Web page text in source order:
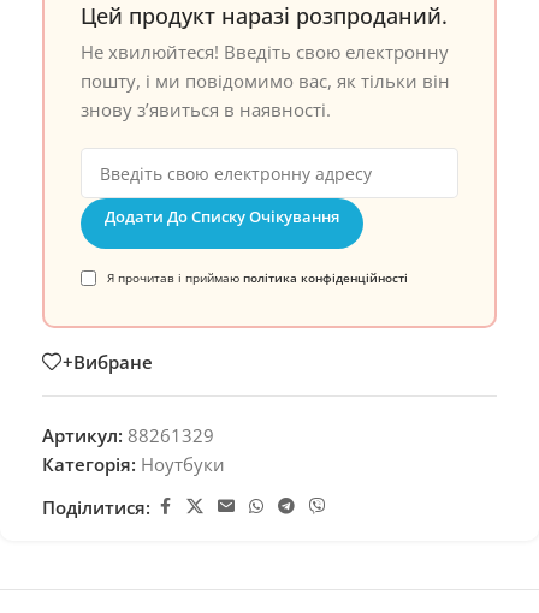
Цей продукт наразі розпроданий.
Не хвилюйтеся! Введіть свою електронну
пошту, і ми повідомимо вас, як тільки він
знову з’явиться в наявності.
Додати До Списку Очікування
Я прочитав і приймаю політика конфіденційності
+Вибране
Артикул: 88261329
Категорія: Ноутбуки
Поділитися: